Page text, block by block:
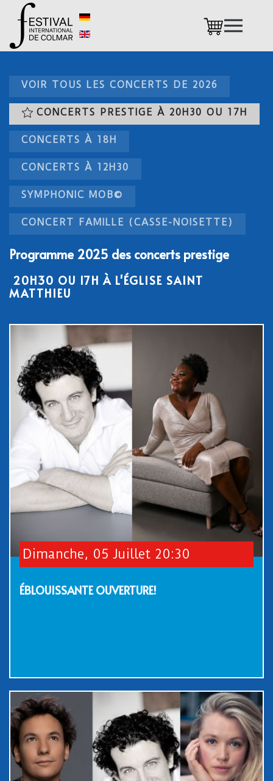
Accéder au contenu principal
VOIR TOUS LES CONCERTS DE 2026
CONCERTS PRESTIGE À 20H30 OU 17H
CONCERTS À 18H
CONCERTS À 12H30
SYMPHONIC MOB©
CONCERT FAMILLE (CASSE-NOISETTE)
Programme 2025 des concerts prestige
20H30 OU 17H À L'ÉGLISE SAINT
MATTHIEU
Dimanche, 05 Juillet 20:30
ÉBLOUISSANTE OUVERTURE!